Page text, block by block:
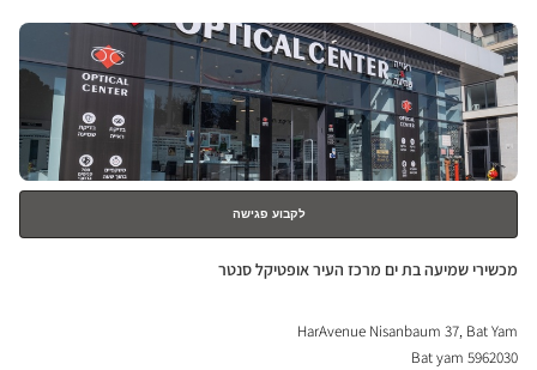
-
פולג
לחץ
ENTER
למידע
נוסף
לקבוע פגישה
חנות:
מכשירי שמיעה בת ים מרכז העיר אופטיקל סנטר
HarAvenue Nisanbaum 37, Bat Yam
5962030 Bat yam